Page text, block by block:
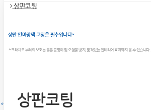
상판코팅
상판 연마광택 코팅은 필수입니다~
스크래치로 부터의 보호는 물론 곰팡이 및 오염물 방지, 품격있는 인테리어 효과까지 볼 수 있습니다.
상판코팅